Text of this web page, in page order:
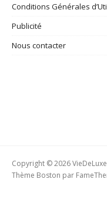
Conditions Générales
Publicité
Nous contacter
Copyright © 2026
Thème Boston par